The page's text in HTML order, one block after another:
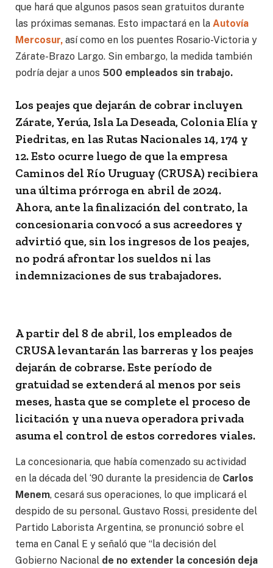
que hará que algunos pasos sean gratuitos durante
las próximas semanas. Esto impactará en la Autovía
Mercosur, así como en los puentes Rosario-Victoria y
Zárate-Brazo Largo. Sin embargo, la medida también
podría dejar a unos 500 empleados sin trabajo.
Los peajes que dejarán de cobrar incluyen
Zárate, Yerúa, Isla La Deseada, Colonia Elía y
Piedritas, en las Rutas Nacionales 14, 174 y
12. Esto ocurre luego de que la empresa
Caminos del Río Uruguay (CRUSA) recibiera
una última prórroga en abril de 2024.
Ahora, ante la finalización del contrato, la
concesionaria convocó a sus acreedores y
advirtió que, sin los ingresos de los peajes,
no podrá afrontar los sueldos ni las
indemnizaciones de sus trabajadores.
A partir del 8 de abril, los empleados de
CRUSA levantarán las barreras y los peajes
dejarán de cobrarse. Este período de
gratuidad se extenderá al menos por seis
meses, hasta que se complete el proceso de
licitación y una nueva operadora privada
asuma el control de estos corredores viales.
La concesionaria, que había comenzado su actividad
en la década del ‘90 durante la presidencia de Carlos
Menem, cesará sus operaciones, lo que implicará el
despido de su personal. Gustavo Rossi, presidente del
Partido Laborista Argentina, se pronunció sobre el
tema en Canal E y señaló que “la decisión del
Gobierno Nacional de no extender la concesión deja